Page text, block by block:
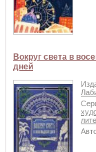
Вокруг света в
дней